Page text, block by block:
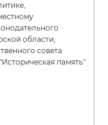
области,
совета
память"